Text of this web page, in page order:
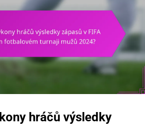
hráčů výsledky